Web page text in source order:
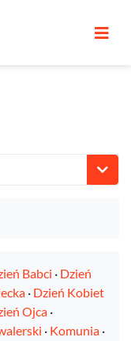
Babci · Dzień
· Dzień Kobiet
Ojca ·
· Komunia ·